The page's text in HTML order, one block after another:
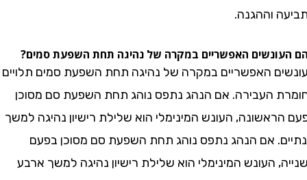
וההגנה.
האפשריים במקרה של נהיגה תחת השפעת סמים?
האפשריים במקרה של נהיגה תחת השפעת סמים תלויים
העבירה. אם הנהג נתפס נוהג תחת השפעת סם מסוכן
העונש המינימלי הוא שלילת רישיון נהיגה למשך
אם הנהג נתפס נוהג תחת השפעת סם מסוכן בפעם
העונש המינימלי הוא שלילת רישיון נהיגה למשך ארבע